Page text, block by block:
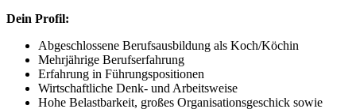
Dein Profil:
Abgeschlossene Berufsausbildung als Koch/Köchin
Mehrjährige Berufserfahrung
Erfahrung in Führungspositionen
Wirtschaftliche Denk- und Arbeitsweise
Hohe Belastbarkeit, großes Organisationsgeschick sowie